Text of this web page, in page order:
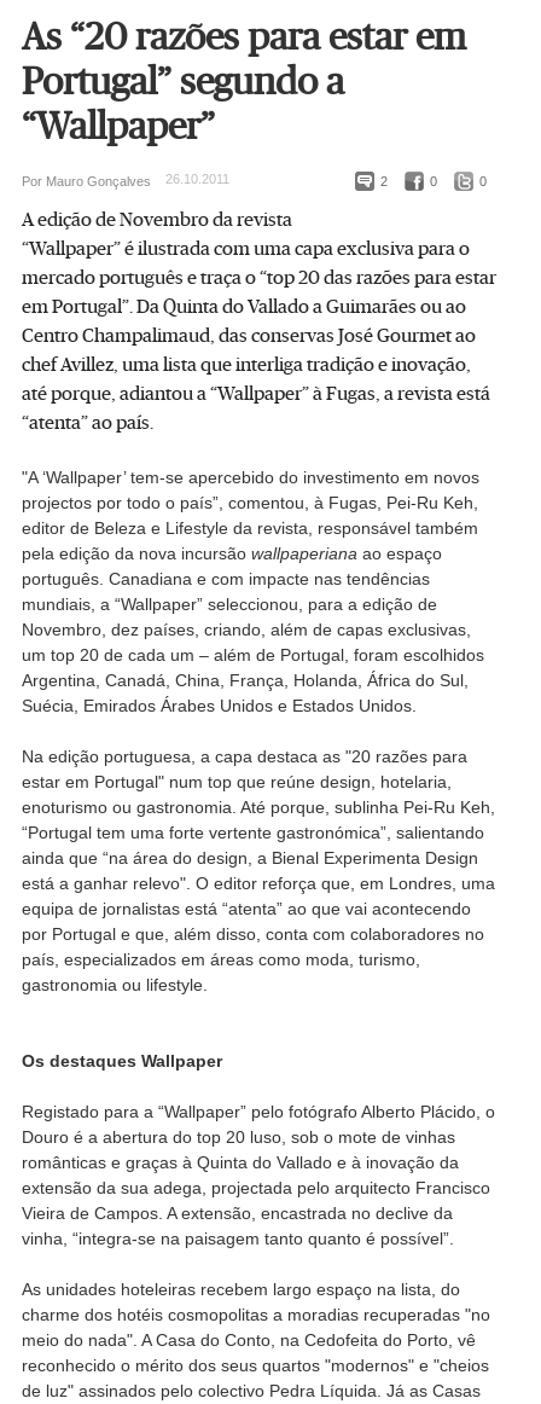
As “20 razões para estar em
Portugal” segundo a
“Wallpaper”
2 0 0
Por Mauro Gonçalves 26.10.2011
A edição de Novembro da revista
“Wallpaper” é ilustrada com uma capa exclusiva para o
mercado português e traça o “top 20 das razões para estar
em Portugal”. Da Quinta do Vallado a Guimarães ou ao
Centro Champalimaud, das conservas José Gourmet ao
chef Avillez, uma lista que interliga tradição e inovação,
até porque, adiantou a “Wallpaper” à Fugas, a revista está
“atenta” ao país.
"A ‘Wallpaper’ tem-se apercebido do investimento em novos
projectos por todo o país”, comentou, à Fugas, Pei-Ru Keh,
editor de Beleza e Lifestyle da revista, responsável também
pela edição da nova incursão wallpaperiana ao espaço
português. Canadiana e com impacte nas tendências
mundiais, a “Wallpaper” seleccionou, para a edição de
Novembro, dez países, criando, além de capas exclusivas,
um top 20 de cada um – além de Portugal, foram escolhidos
Argentina, Canadá, China, França, Holanda, África do Sul,
Suécia, Emirados Árabes Unidos e Estados Unidos.
Na edição portuguesa, a capa destaca as "20 razões para
estar em Portugal" num top que reúne design, hotelaria,
enoturismo ou gastronomia. Até porque, sublinha Pei-Ru Keh,
“Portugal tem uma forte vertente gastronómica”, salientando
ainda que “na área do design, a Bienal Experimenta Design
está a ganhar relevo". O editor reforça que, em Londres, uma
equipa de jornalistas está “atenta” ao que vai acontecendo
por Portugal e que, além disso, conta com colaboradores no
país, especializados em áreas como moda, turismo,
gastronomia ou lifestyle.
Os destaques Wallpaper
Registado para a “Wallpaper” pelo fotógrafo Alberto Plácido, o
Douro é a abertura do top 20 luso, sob o mote de vinhas
românticas e graças à Quinta do Vallado e à inovação da
extensão da sua adega, projectada pelo arquitecto Francisco
Vieira de Campos. A extensão, encastrada no declive da
vinha, “integra-se na paisagem tanto quanto é possível”.
As unidades hoteleiras recebem largo espaço na lista, do
charme dos hotéis cosmopolitas a moradias recuperadas "no
meio do nada". A Casa do Conto, na Cedofeita do Porto, vê
reconhecido o mérito dos seus quartos "modernos" e "cheios
de luz" assinados pelo colectivo Pedra Líquida. Já as Casas